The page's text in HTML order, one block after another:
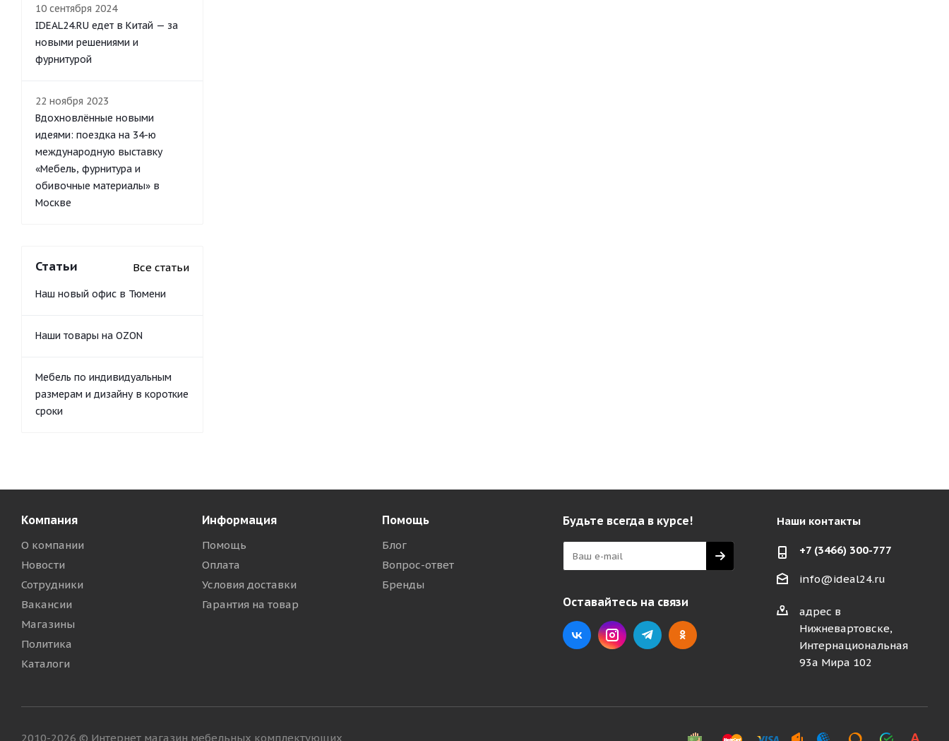
10 сентября 2024
IDEAL24.RU едет в Китай — за
новыми решениями и
фурнитурой
22 ноября 2023
Вдохновлённые новыми
идеями: поездка на 34-ю
международную выставку
«Мебель, фурнитура и
обивочные материалы» в
Москве
Статьи Все статьи
Наш новый офис в Тюмени
Наши товары на OZON
Мебель по индивидуальным
размерам и дизайну в короткие
сроки
Компания
О компании
Новости
Сотрудники
Вакансии
Магазины
Политика
Каталоги
Информация
Помощь
Оплата
Условия доставки
Гарантия на товар
Помощь
Блог
Вопрос-ответ
Бренды
Будьте всегда в курсе!
Оставайтесь на связи
Наши контакты
+7 (3466) 300-777
info@ideal24.ru
адрес в
Нижневартовске,
Интернациональная
93а Мира 102
2010-2026 © Интернет магазин мебельных комплектующих